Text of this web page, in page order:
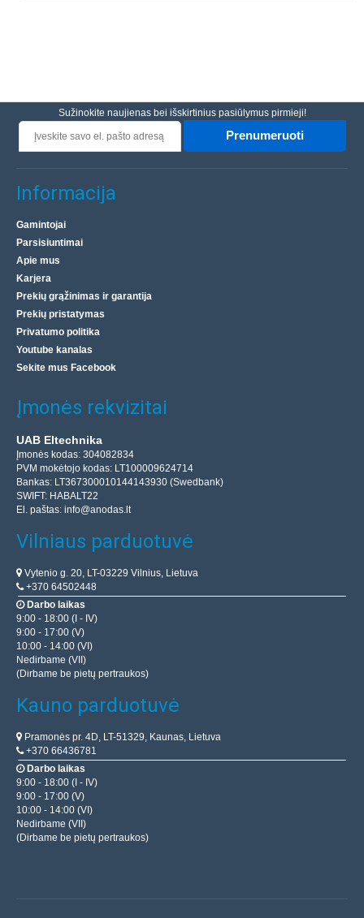
Sužinokite naujienas bei išskirtinius pasiūlymus pirmieji!
Prenumeruoti
Informacija
Gamintojai
Parsisiuntimai
Apie mus
Karjera
Prekių grąžinimas ir garantija
Prekių pristatymas
Privatumo politika
Youtube kanalas
Sekite mus Facebook
Įmonės rekvizitai
UAB Eltechnika
Įmonės kodas: 304082834
PVM mokėtojo kodas: LT100009624714
Bankas: LT367300010144143930 (Swedbank)
SWIFT: HABALT22
El. paštas: info@anodas.lt
Vilniaus parduotuvė
Vytenio g. 20, LT-03229 Vilnius, Lietuva
+370 64502448
Darbo laikas
9:00 - 18:00 (I - IV)
9:00 - 17:00 (V)
10:00 - 14:00 (VI)
Nedirbame (VII)
(Dirbame be pietų pertraukos)
Kauno parduotuvė
Pramonės pr. 4D, LT-51329, Kaunas, Lietuva
+370 66436781
Darbo laikas
9:00 - 18:00 (I - IV)
9:00 - 17:00 (V)
10:00 - 14:00 (VI)
Nedirbame (VII)
(Dirbame be pietų pertraukos)